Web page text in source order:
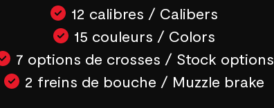
12 calibres / Calibers
15 couleurs / Colors
7 options de crosses / Stock options
2 freins de bouche / Muzzle brake